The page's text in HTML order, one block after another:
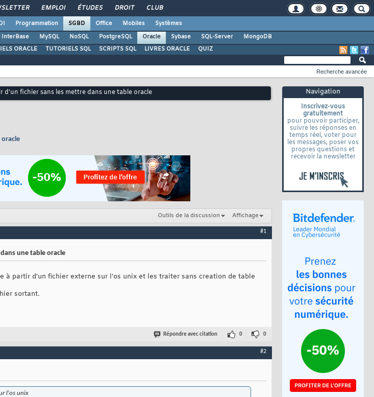
EMPLOI ÉTUDES DROIT CLUB
Programmation SGBD Office Mobiles
Systèmes
InterBase MySQL NoSQL PostgreSQL Oracle Sybase SQL-Server
MongoDB
ORACLE TUTORIELS SQL SCRIPTS SQL LIVRES ORACLE QUIZ
Navigation
Inscrivez-vous
gratuitement
pour pouvoir participer,
suivre les réponses en
temps réel, voter pour
les messages, poser vos
propres questions et
recevoir la newsletter
Recherche avancée
d'un fichier sans les mettre dans une table oracle
Outils de la discussion Affichage
#1
une table oracle
à partir d'un fichier externe sur l'os unix et les traiter sans creation de table
sortant.
Répondre avec citation 0 0
#2
l'os unix